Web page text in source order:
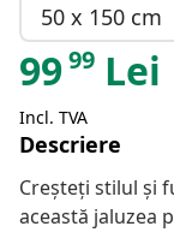
50 x 150 cm
9999 Lei
Incl. TVA
Descriere
Creșteți stilul și
această jaluzea